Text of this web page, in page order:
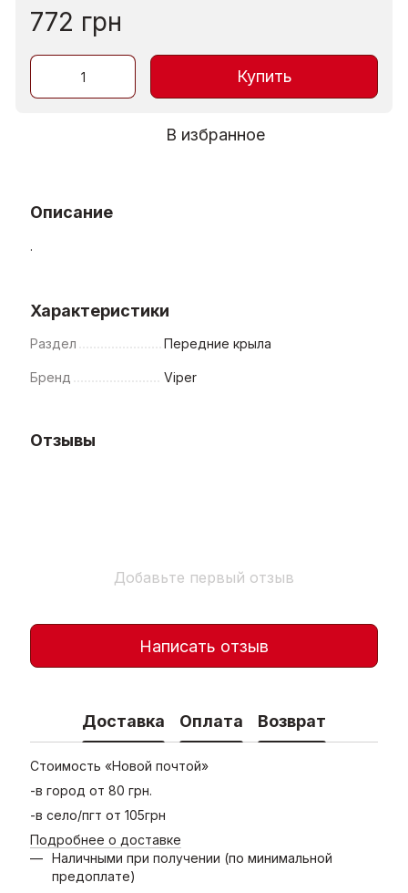
772 грн
Купить
В избранное
Описание
.
Характеристики
Раздел Передние крыла
Бренд Viper
Отзывы
Добавьте первый отзыв
Написать отзыв
Доставка Оплата Возврат
Стоимость «Новой почтой»
-в город от 80 грн.
-в село/пгт от 105грн
Подробнее о доставке
Наличными при получении (по минимальной
предоплате)